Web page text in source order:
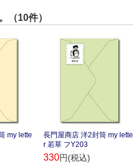
（10件）
my lette
長門屋商店 洋2封筒 my lette
r 若草 フY203
330円(税込)